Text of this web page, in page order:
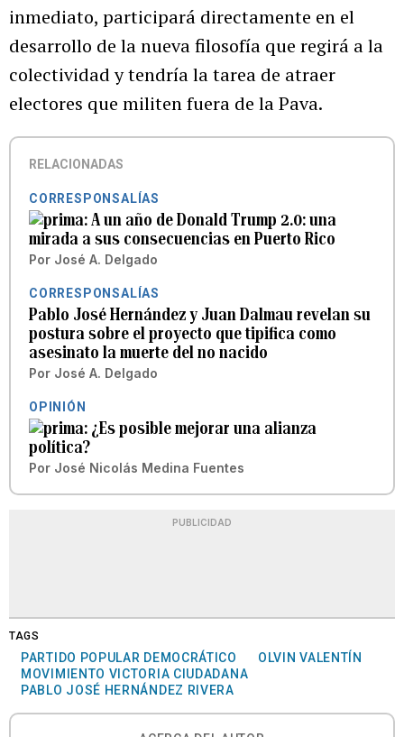
inmediato, participará directamente en el
desarrollo de la nueva filosofía que regirá a la
colectividad y tendría la tarea de atraer
electores que militen fuera de la Pava.
RELACIONADAS
CORRESPONSALÍAS
A un año de Donald Trump 2.0: una
mirada a sus consecuencias en Puerto Rico
Por José A. Delgado
CORRESPONSALÍAS
Pablo José Hernández y Juan Dalmau revelan su
postura sobre el proyecto que tipifica como
asesinato la muerte del no nacido
Por José A. Delgado
OPINIÓN
¿Es posible mejorar una alianza
política?
Por José Nicolás Medina Fuentes
PUBLICIDAD
TAGS
PARTIDO POPULAR DEMOCRÁTICO
OLVIN VALENTÍN
MOVIMIENTO VICTORIA CIUDADANA
PABLO JOSÉ HERNÁNDEZ RIVERA